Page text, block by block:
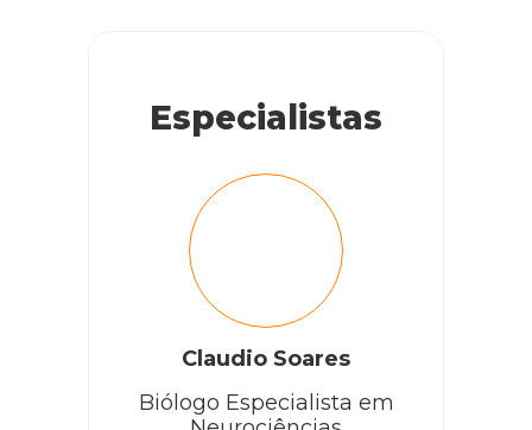
Especialistas
Claudio Soares
Biólogo Especialista em